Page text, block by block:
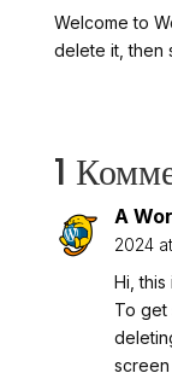
Welcome to
delete it, then
1
A
2024
Hi, this
To get